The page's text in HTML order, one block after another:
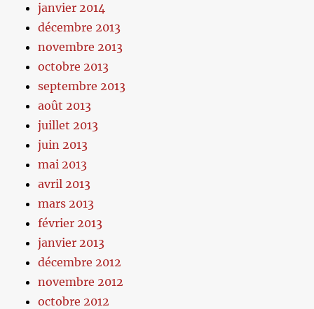
janvier 2014
décembre 2013
novembre 2013
octobre 2013
septembre 2013
août 2013
juillet 2013
juin 2013
mai 2013
avril 2013
mars 2013
février 2013
janvier 2013
décembre 2012
novembre 2012
octobre 2012